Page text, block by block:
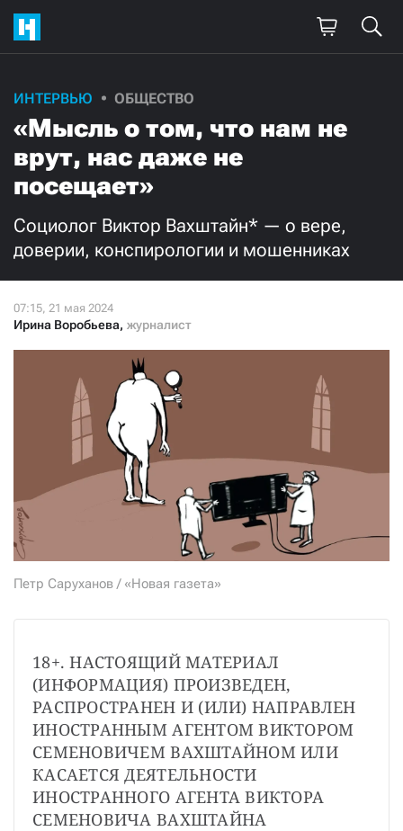
ИНТЕРВЬЮ ОБЩЕСТВО
«Мысль о том, что нам не
врут, нас даже не
посещает»
Социолог Виктор Вахштайн* — о вере,
доверии, конспирологии и мошенниках
Ирина Воробьева, журналист
Петр Саруханов / «Новая газета»
18+. НАСТОЯЩИЙ МАТЕРИАЛ
(ИНФОРМАЦИЯ) ПРОИЗВЕДЕН,
РАСПРОСТРАНЕН И (ИЛИ) НАПРАВЛЕН
ИНОСТРАННЫМ АГЕНТОМ ВИКТОРОМ
СЕМЕНОВИЧЕМ ВАХШТАЙНОМ ИЛИ
КАСАЕТСЯ ДЕЯТЕЛЬНОСТИ
ИНОСТРАННОГО АГЕНТА ВИКТОРА
СЕМЕНОВИЧА ВАХШТАЙНА
Поддержите
нашу работу!
Ежемесячно
3000
Нажимая кнопку «Стать соучастником»,
я принимаю
условия и подтверждаю свое гражданство РФ
СТАТЬ СОУЧАСТНИКОМ
ПОДЕЛИТЬСЯ С ДРУЗЬЯМИ
Если у вас есть вопросы, пишите donate@novayagazeta.ru
+7 (929) 612-03-68